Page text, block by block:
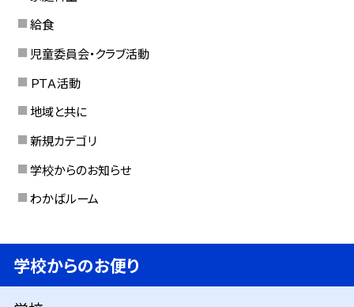
給食
児童委員会・クラブ活動
ＰＴＡ活動
地域と共に
新規カテゴリ
学校からのお知らせ
わかばルーム
学校からのお便り